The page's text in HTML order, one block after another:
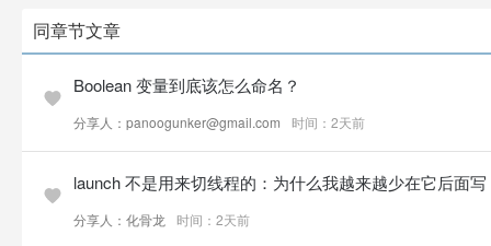
同章节文章
Boolean 变量到底该怎么命名？
分享人：panoogunker@gmail.com 时间：2天前
launch 不是用来切线程的：为什么我越来越少在它后面
分享人：化骨龙 时间：2天前